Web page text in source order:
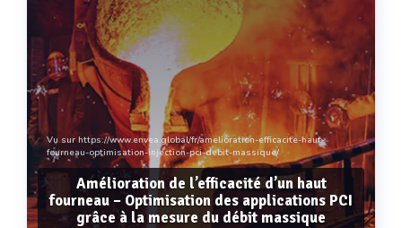
Vu sur https://www.envea.global/fr/amelioration-efficacite-haut-
fourneau-optimisation-injection-pci-debit-massique/
Amélioration de l’efficacité d’un haut
fourneau – Optimisation des applications PCI
grâce à la mesure du débit massique